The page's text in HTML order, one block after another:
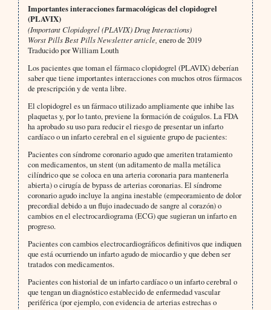
Importantes interacciones farmacológicas del clopidogrel
(PLAVIX)
(Important Clopidogrel (PLAVIX) Drug Interactions)
Worst Pills Best Pills Newsletter article, enero de 2019
Traducido por William Louth
Los pacientes que toman el fármaco clopidogrel (PLAVIX) deberían
saber que tiene importantes interacciones con muchos otros fármacos
de prescripción y de venta libre.
El clopidogrel es un fármaco utilizado ampliamente que inhibe las
plaquetas y, por lo tanto, previene la formación de coágulos. La FDA
ha aprobado su uso para reducir el riesgo de presentar un infarto
cardíaco o un infarto cerebral en el siguiente grupo de pacientes:
Pacientes con síndrome coronario agudo que ameriten tratamiento
con medicamentos, un stent (un aditamento de malla metálica
cilíndrico que se coloca en una arteria coronaria para mantenerla
abierta) o cirugía de bypass de arterias coronarias. El síndrome
coronario agudo incluye la angina inestable (empeoramiento de dolor
precordial debido a un flujo inadecuado de sangre al corazón) o
cambios en el electrocardiograma (ECG) que sugieran un infarto en
progreso.
Pacientes con cambios electrocardiográficos definitivos que indiquen
que está ocurriendo un infarto agudo de miocardio y que deben ser
tratados con medicamentos.
Pacientes con historial de un infarto cardíaco o un infarto cerebral o
que tengan un diagnóstico establecido de enfermedad vascular
periférica (por ejemplo, con evidencia de arterias estrechas o